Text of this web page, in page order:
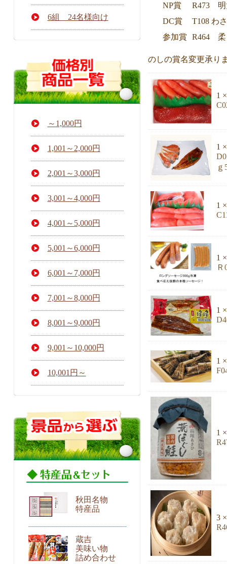
6組 24名様向け
～1,000円
1,001～2,000円
2,001～3,000円
3,001～4,000円
4,001～5,000円
5,001～6,000円
6,001～7,000円
7,001～8,000円
8,001～9,000円
9,001～10,000円
10,001円～
秋田名物
特産品
蔵吉
美味い物
詰め合わせ
NP賞
R473 明
DC賞
T108 わ
参加賞
R464 柔
のしの賞名変更承り
1 ×
1 ×
ｇ
1 ×
1 ×
1 ×
1 ×
1 ×
3 ×